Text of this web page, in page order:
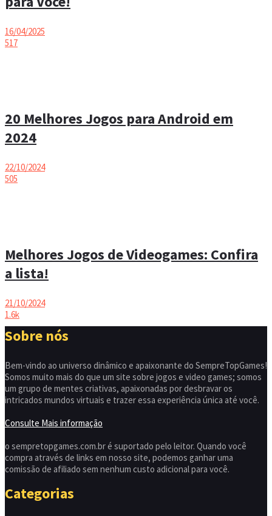
16/04/2025
517
20 Melhores Jogos para Android em
2024
22/10/2024
505
Melhores Jogos de Videogames: Confira
a lista!
21/10/2024
1.6k
Sobre nós
Bem-vindo ao universo dinâmico e apaixonante do SempreTopGames!
Somos muito mais do que um site sobre jogos e video games; somos
um grupo de mentes criativas, apaixonadas por desbravar os
intricados mundos virtuais e trazer essa experiência única até você.
Consulte Mais informação
o sempretopgames.com.br é suportado pelo leitor. Quando você
compra através de links em nosso site, podemos ganhar uma
comissão de afiliado sem nenhum custo adicional para você.
Categorias